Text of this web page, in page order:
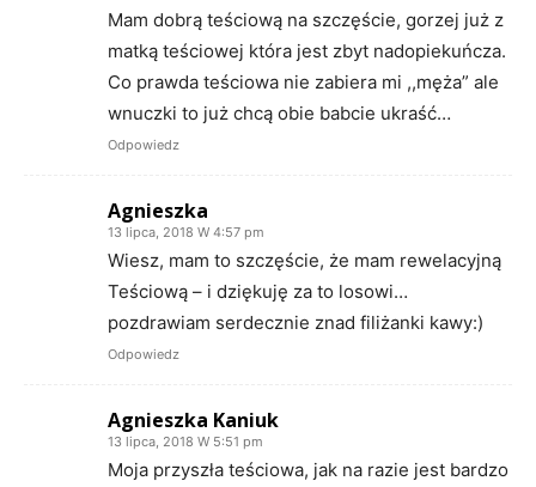
Mam dobrą teściową na szczęście, gorzej już z
matką teściowej która jest zbyt nadopiekuńcza.
Co prawda teściowa nie zabiera mi ,,męża” ale
wnuczki to już chcą obie babcie ukraść…
Odpowiedz
Agnieszka
13 lipca, 2018 W 4:57 pm
Wiesz, mam to szczęście, że mam rewelacyjną
Teściową – i dziękuję za to losowi…
pozdrawiam serdecznie znad filiżanki kawy:)
Odpowiedz
Agnieszka Kaniuk
13 lipca, 2018 W 5:51 pm
Moja przyszła teściowa, jak na razie jest bardzo